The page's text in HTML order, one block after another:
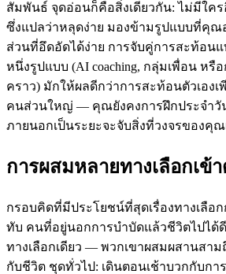
สัมพันธ์ จุดอ่อนก็คือสิ่งเดียวกัน: ไม่มีใค
ซึ่งแปลว่าหลุดง่าย มองข้ามรูปแบบที่คุณ
ส่วนที่อึดอัดได้ง่าย การจับคู่การสะท้อน
หนึ่งรูปแบบ (AI coaching, กลุ่มเพื่อน หรื
คราว) มักให้ผลดีกว่าการสะท้อนตัวเองเ
คนส่วนใหญ่ — คุณยังคงการฝึกประจำวั
ภายนอกเป็นระยะจะจับสิ่งที่วงจรของคุณ
การผสมหลายทางเลือกเข้
กรอบคิดที่มีประโยชน์ที่สุดเรื่องทางเลือ
ทับ คนที่อยู่นอกการบำบัดแล้วชีวิตไปได้
ทางเลือกเดียว — พวกเขาผสมผสานสาม
กับชีวิต ชุดทั่วไป: เดินตอนเช้าบวกกับกา